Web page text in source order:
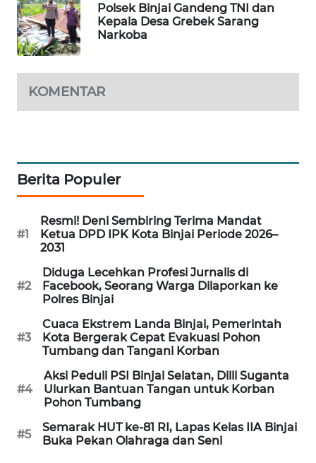
Polsek Binjai Gandeng TNI dan
Kepala Desa Grebek Sarang
Narkoba
KOMENTAR
Berita Populer
#1
Resmi! Deni Sembiring Terima Mandat
Ketua DPD IPK Kota Binjai Periode 2026–
2031
#2
Diduga Lecehkan Profesi Jurnalis di
Facebook, Seorang Warga Dilaporkan ke
Polres Binjai
#3
Cuaca Ekstrem Landa Binjai, Pemerintah
Kota Bergerak Cepat Evakuasi Pohon
Tumbang dan Tangani Korban
#4
Aksi Peduli PSI Binjai Selatan, Dilli Suganta
Ulurkan Bantuan Tangan untuk Korban
Pohon Tumbang
#5
Semarak HUT ke-81 RI, Lapas Kelas IIA Binjai
Buka Pekan Olahraga dan Seni
NEWS
METRO
METRO
NEWS
KRT
NEWS
KARING
NEWS
JURNAL
MARITIM
NEWS